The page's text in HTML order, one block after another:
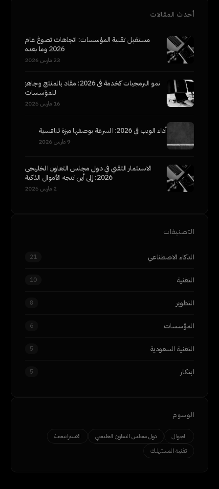
أحدث المقالات
مستقبل تقنية المؤسسات: اتجاهات تصوغ عام
2026 وما بعده
23 مارس 2026
نمو البرمجيات كخدمة في 2026: مقاد بالمنتج وجاهز
للمؤسسات
16 مارس 2026
أداء الويب في 2026: السرعة بوصفها ميزة تنافسية
9 مارس 2026
الاستثمار التقني في دول مجلس التعاون الخليجي
2026: إلى أين تتجه الأموال الذكية
2 مارس 2026
التصنيفات
الذكاء الاصطناعي 21
التقنية 10
التطوير 8
المؤسسات 6
التقنية السعودية 5
ابتكار 5
الوسوم
الجوال دول مجلس التعاون الخليجي
الاستراتيجية
تقنية المستهلك